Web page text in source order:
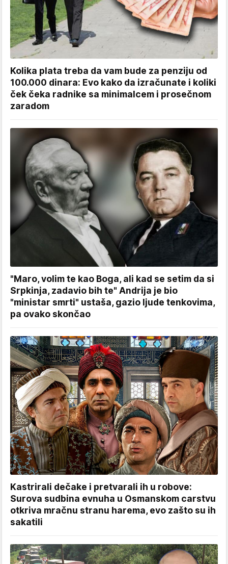
Kolika plata treba da vam bude za penziju od
100.000 dinara: Evo kako da izračunate i koliki
ček čeka radnike sa minimalcem i prosečnom
zaradom
"Maro, volim te kao Boga, ali kad se setim da si
Srpkinja, zadavio bih te" Andrija je bio
"ministar smrti" ustaša, gazio ljude tenkovima,
pa ovako skončao
Kastrirali dečake i pretvarali ih u robove:
Surova sudbina evnuha u Osmanskom carstvu
otkriva mračnu stranu harema, evo zašto su ih
sakatili